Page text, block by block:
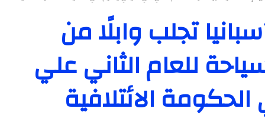
تجلب وابلًا من
للعام الثاني علي
الائتلافية